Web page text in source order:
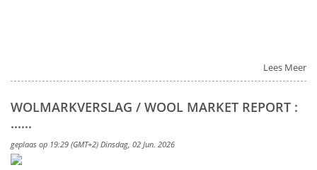
Lees Meer
WOLMARKVERSLAG / WOOL MARKET REPORT :
......
geplaas op 19:29 (GMT+2) Dinsdag, 02 Jun. 2026